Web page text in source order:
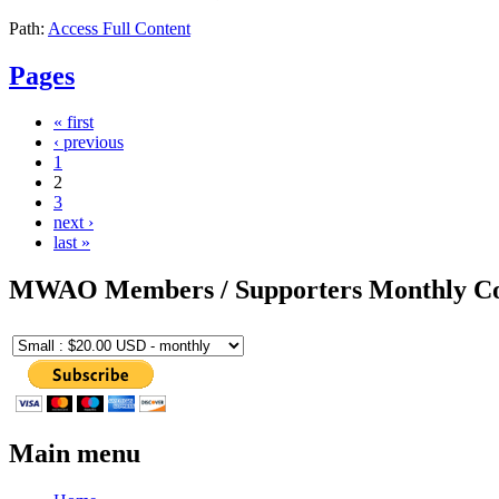
Path: Access Full Content
Pages
« first
‹ previous
1
2
3
next ›
last »
MWAO Members / Supporters Monthly
Main menu